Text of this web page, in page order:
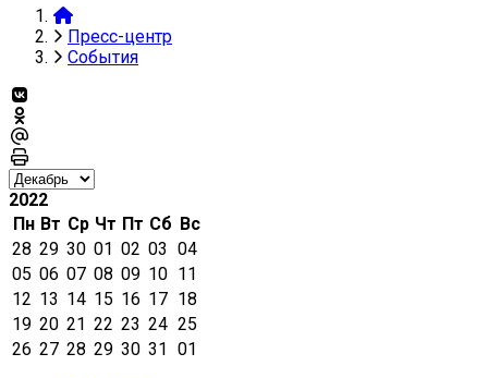
Пресс-центр
События
2022
Пн Вт Ср Чт Пт Сб Вс
28 29 30 01 02 03 04
05 06 07 08 09 10 11
12 13 14 15 16 17 18
19 20 21 22 23 24 25
26 27 28 29 30 31 01